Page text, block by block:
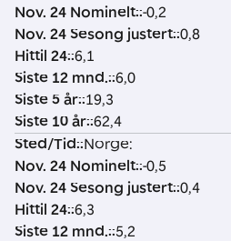
:in
el
t:
o
n
g
j
u
s
t
e
r
t:
::r
:
Nov. 24 Nominelt::-0,2
Nov. 24 Sesong justert::0,8
Hittil 24::6,1
Siste 12 mnd.::6,0
Siste 5 år::19,3
Siste 10 år::62,4
Sted/Tid::Norge:
Nov. 24 Nominelt::-0,5
Nov. 24 Sesong justert::0,4
Hittil 24::6,3
Siste 12 mnd.::5,2